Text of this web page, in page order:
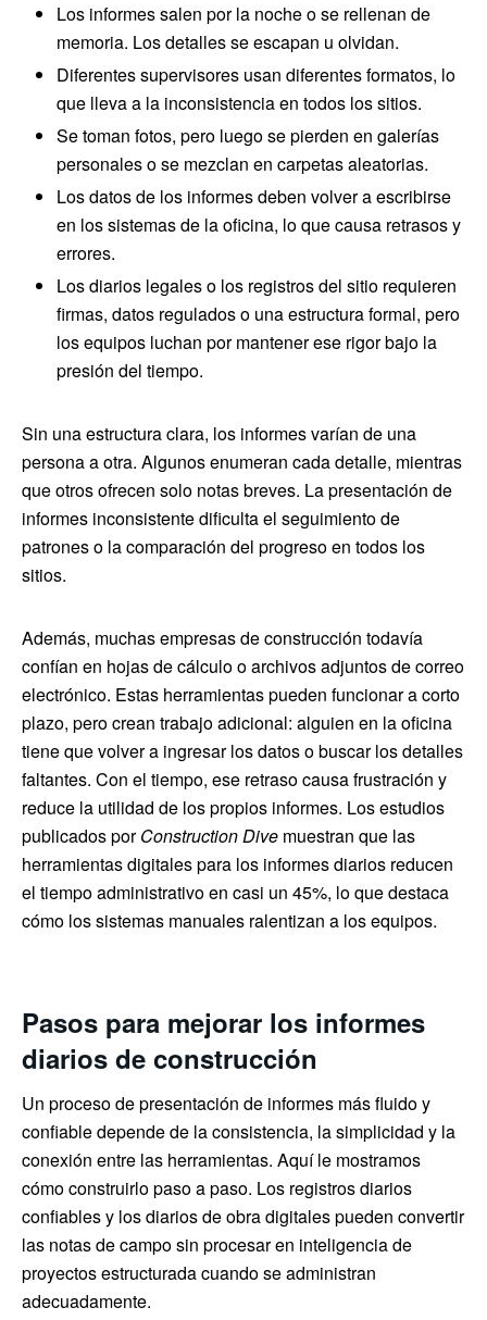
Los informes salen por la noche o se rellenan de
memoria. Los detalles se escapan u olvidan.
Diferentes supervisores usan diferentes formatos, lo
que lleva a la inconsistencia en todos los sitios.
Se toman fotos, pero luego se pierden en galerías
personales o se mezclan en carpetas aleatorias.
Los datos de los informes deben volver a escribirse
en los sistemas de la oficina, lo que causa retrasos y
errores.
Los diarios legales o los registros del sitio requieren
firmas, datos regulados o una estructura formal, pero
los equipos luchan por mantener ese rigor bajo la
presión del tiempo.
Sin una estructura clara, los informes varían de una
persona a otra. Algunos enumeran cada detalle, mientras
que otros ofrecen solo notas breves. La presentación de
informes inconsistente dificulta el seguimiento de
patrones o la comparación del progreso en todos los
sitios.
Además, muchas empresas de construcción todavía
confían en hojas de cálculo o archivos adjuntos de correo
electrónico. Estas herramientas pueden funcionar a corto
plazo, pero crean trabajo adicional: alguien en la oficina
tiene que volver a ingresar los datos o buscar los detalles
faltantes. Con el tiempo, ese retraso causa frustración y
reduce la utilidad de los propios informes. Los estudios
publicados porConstruction Dive muestran que las
herramientas digitales para los informes diarios reducen
el tiempo administrativo en casi un 45%, lo que destaca
cómo los sistemas manuales ralentizan a los equipos.
Pasos para mejorar los informes
diarios de construcción
Un proceso de presentación de informes más fluido y
confiable depende de la consistencia, la simplicidad y la
conexión entre las herramientas. Aquí le mostramos
cómo construirlo paso a paso. Los registros diarios
confiables y los diarios de obra digitales pueden convertir
las notas de campo sin procesar en inteligencia de
proyectos estructurada cuando se administran
adecuadamente.